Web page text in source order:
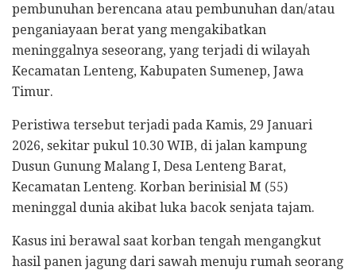
pembunuhan berencana atau pembunuhan dan/atau
penganiayaan berat yang mengakibatkan
meninggalnya seseorang, yang terjadi di wilayah
Kecamatan Lenteng, Kabupaten Sumenep, Jawa
Timur.
Peristiwa tersebut terjadi pada Kamis, 29 Januari
2026, sekitar pukul 10.30 WIB, di jalan kampung
Dusun Gunung Malang I, Desa Lenteng Barat,
Kecamatan Lenteng. Korban berinisial M (55)
meninggal dunia akibat luka bacok senjata tajam.
Kasus ini berawal saat korban tengah mengangkut
hasil panen jagung dari sawah menuju rumah seorang